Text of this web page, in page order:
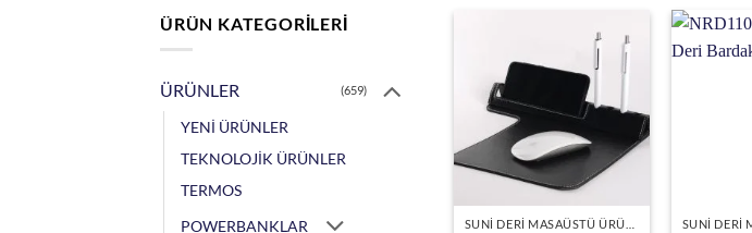
ÜRÜN KATEGORILERI
ÜRÜNLER (659)
YENİ ÜRÜNLER
TEKNOLOJİK ÜRÜNLER
TERMOS
POWERBANKLAR